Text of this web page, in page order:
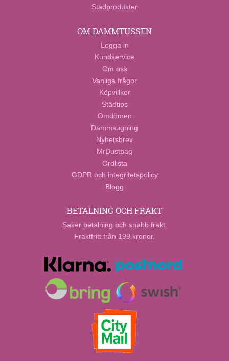
Städprodukter
OM DAMMTUSSEN
Logga in
Kundservice
Om oss
Vanliga frågor
Köpvillkor
Städtips
Omdömen
Dammsugning
Nyhetsbrev
MrDustbag
Ordlista
GDPR och integritetspolicy
Blogg
BETALNING OCH FRAKT
Säker betalning och snabb frakt.
Fraktfritt från 199 kronor.